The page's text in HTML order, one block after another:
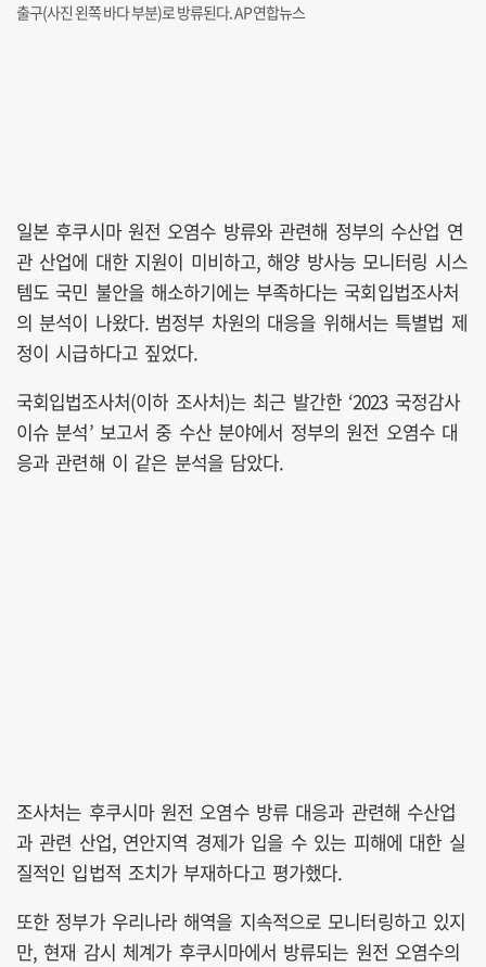
출구(사진 왼쪽 바다 부분)로 방류된다. AP연합뉴스
일본 후쿠시마 원전 오염수 방류와 관련해 정부의 수산업 연
관 산업에 대한 지원이 미비하고, 해양 방사능 모니터링 시스
템도 국민 불안을 해소하기에는 부족하다는 국회입법조사처
의 분석이 나왔다. 범정부 차원의 대응을 위해서는 특별법 제
정이 시급하다고 짚었다.
국회입법조사처(이하 조사처)는 최근 발간한 ‘2023 국정감사
이슈 분석’ 보고서 중 수산 분야에서 정부의 원전 오염수 대
응과 관련해 이 같은 분석을 담았다.
조사처는 후쿠시마 원전 오염수 방류 대응과 관련해 수산업
과 관련 산업, 연안지역 경제가 입을 수 있는 피해에 대한 실
질적인 입법적 조치가 부재하다고 평가했다.
또한 정부가 우리나라 해역을 지속적으로 모니터링하고 있지
만, 현재 감시 체계가 후쿠시마에서 방류되는 원전 오염수의